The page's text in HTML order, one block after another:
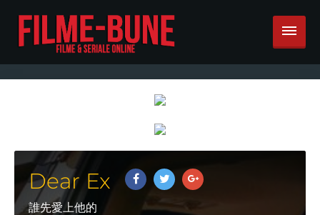
Dear Ex
誰先愛上他的